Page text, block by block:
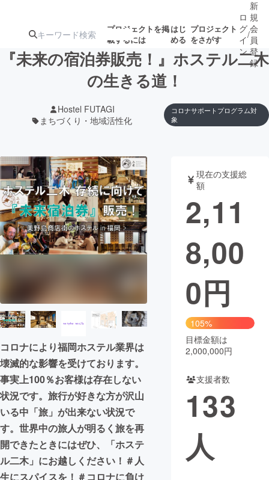
プロジェクトを掲
載するには
はじ
める
プロジェクト
をさがす
ジェクト
ターン
ジェクト
募集終了が近いプ
ロジェクト
もうすぐ公開
されます
アート・写真
テクノロジー・ガジェット
映像・映画 書籍・雑誌
ビジネス・起業 チャレンジ
CAMPFIRE for Social Good CAMPFIRE Creation
CAMPFIREふるさと納税machi-ya コミュニティ
ロ
グ
イ
ン
/
新
規
会
員
登
録
『未来の宿泊券販売！』ホステル二木
の生きる道！
Hostel FUTAGI
まちづくり・地域活性化
コロナサポートプログラム対
象
コロナにより福岡ホステル業界は
壊滅的な影響を受けております。
事実上100％お客様は存在しない
状況です。旅行が好きな方が沢山
いる中「旅」が出来ない状況で
す。世界中の旅人が明るく旅を再
開できたときにはぜひ、「ホステ
ル二木」にお越しください！＃人
生にスパイスを！＃コロナに負け
現在の支援総
額
2,11
8,00
0円
105%
目標金額は
2,000,000円
支援者数
133
人